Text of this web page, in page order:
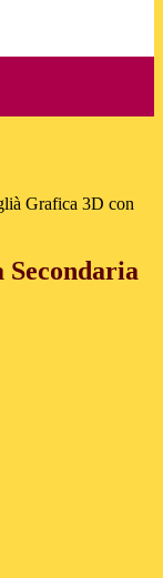
Grafica 3D con
Secondaria